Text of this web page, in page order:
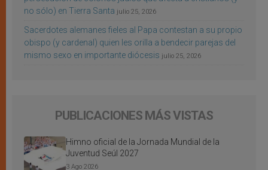
no sólo) en Tierra Santa julio 25, 2026
Sacerdotes alemanes fieles al Papa contestan a su propio
obispo (y cardenal) quien les orilla a bendecir parejas del
mismo sexo en importante diócesis julio 25, 2026
PUBLICACIONES MÁS VISTAS
Himno oficial de la Jornada Mundial de la
Juventud Seúl 2027
3 Ago 2026